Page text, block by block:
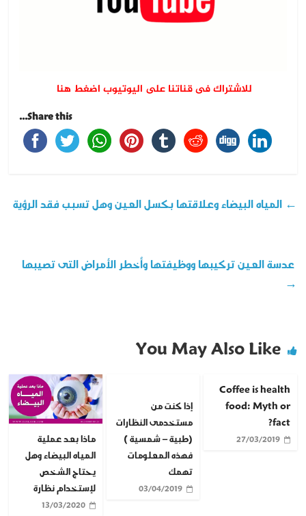
للاشتراك فى قناتنا على اليوتيوب اضغط هنا
Share this...
← المياه البيضاء وعلاقتها بكسل العين وهل تسبب فقد الرؤية
عدسة العين تركيبها ووظيفتها وأخطر الأمراض التى تصيبها
→
You May Also Like
Coffee is health
food: Myth or
fact?
27/03/2019
إذا كنت من
مستخدمى النظارات
(طبية – شمسية )
فهذه المعلومات
تهمك
03/04/2019
ماذا بعد عملية
المياه البيضاء وهل
يحتاج الشخص
لإستخدام نظارة
13/03/2020